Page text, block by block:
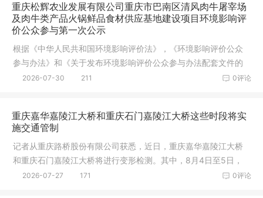
重庆松辉农业发展有限公司重庆市巴南区清风肉牛屠宰场
及肉牛类产品火锅鲜品食材供应基地建设项目环境影响评
价公众参与第一次公示
根据《中华人民共和国环境影响评价法》，《环境影响评价公众
参与办法》和《关于发布环境影响评价公众参与办法配套文件的
公告》等
0评论
2026-07-30 211
重庆嘉华嘉陵江大桥和重庆石门嘉陵江大桥这些时段将实
施交通管制
记者从重庆路桥股份有限公司获悉，近日，重庆嘉华嘉陵江大桥
和重庆石门嘉陵江大桥将进行变形检测。其中，8月4日至5日，
重庆嘉华
0评论
2026-07-27 171